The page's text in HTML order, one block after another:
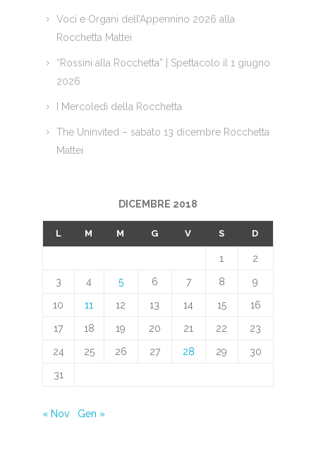
Voci e Organi dell’Appennino 2026 alla
Rocchetta Mattei
“Rossini alla Rocchetta” | Spettacolo il 1 giugno
2026
I Mercoledì della Rocchetta
The Uninvited – sabato 13 dicembre Rocchetta
Mattei
DICEMBRE 2018
L M M G V S D
1 2
3 4 5 6 7 8 9
10 11 12 13 14 15 16
17 18 19 20 21 22 23
24 25 26 27 28 29 30
31
« Nov Gen »